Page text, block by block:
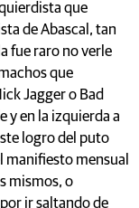
que
de Abascal, tan
fue raro no verle
que
Jagger o Bad
y en la izquierda a
logro del puto
manifiesto mensual
mismos, o
ir saltando de